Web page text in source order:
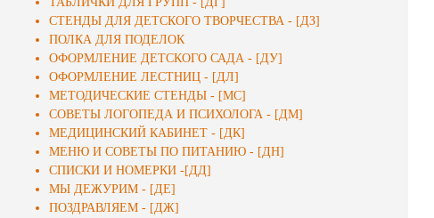
СТЕНДЫ ДЛЯ ДЕТСКОГО ТВОРЧЕСТВА - [ДЗ]
ПОЛКА ДЛЯ ПОДЕЛОК
ОФОРМЛЕНИЕ ДЕТСКОГО САДА - [ДУ]
ОФОРМЛЕНИЕ ЛЕСТНИЦ - [ДЛ]
МЕТОДИЧЕСКИЕ СТЕНДЫ - [МС]
СОВЕТЫ ЛОГОПЕДА И ПСИХОЛОГА - [ДМ]
МЕДИЦИНСКИЙ КАБИНЕТ - [ДК]
МЕНЮ И СОВЕТЫ ПО ПИТАНИЮ - [ДН]
СПИСКИ И НОМЕРКИ -[ДД]
МЫ ДЕЖУРИМ - [ДЕ]
ПОЗДРАВЛЯЕМ - [ДЖ]